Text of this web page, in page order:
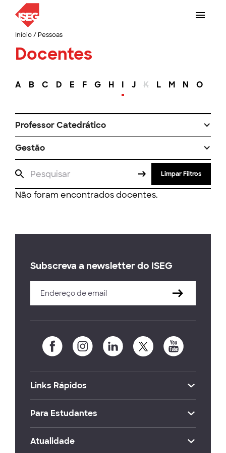
Início/ Pessoas
Docentes
A B C D E F G H I J K L M N O
Professor Catedrático
Gestão
Limpar Filtros
Não foram encontrados docentes.
Subscreva a newsletter do ISEG
Links Rápidos
Para Estudantes
Atualidade